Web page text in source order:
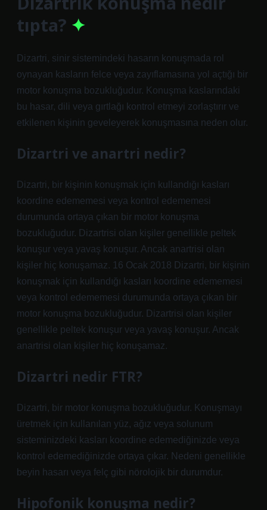
tıpta?
Dizartri, sinir sistemindeki hasarın konuşmada rol
oynayan kasların felce veya zayıflamasına yol açtığı bir
motor konuşma bozukluğudur. Konuşma kaslarındaki
bu hasar, dili veya gırtlağı kontrol etmeyi zorlaştırır ve
etkilenen kişinin geveleyerek konuşmasına neden olur.
Dizartri ve anartri nedir?
Dizartri, bir kişinin konuşmak için kullandığı kasları
koordine edememesi veya kontrol edememesi
durumunda ortaya çıkan bir motor konuşma
bozukluğudur. Dizartrisi olan kişiler genellikle peltek
konuşur veya yavaş konuşur. Ancak anartrisi olan
kişiler hiç konuşamaz. 16 Ocak 2018 Dizartri, bir kişinin
konuşmak için kullandığı kasları koordine edememesi
veya kontrol edememesi durumunda ortaya çıkan bir
motor konuşma bozukluğudur. Dizartrisi olan kişiler
genellikle peltek konuşur veya yavaş konuşur. Ancak
anartrisi olan kişiler hiç konuşamaz.
Dizartri nedir FTR?
Dizartri, bir motor konuşma bozukluğudur. Konuşmayı
üretmek için kullanılan yüz, ağız veya solunum
sisteminizdeki kasları koordine edemediğinizde veya
kontrol edemediğinizde ortaya çıkar. Nedeni genellikle
beyin hasarı veya felç gibi nörolojik bir durumdur.
Hipofonik konuşma nedir?